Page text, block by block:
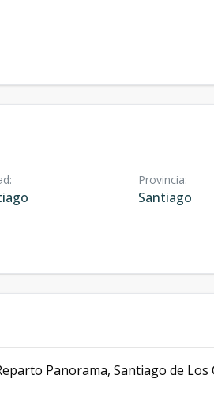
: Provincia:
Santiago
Panorama, Santiago de Los